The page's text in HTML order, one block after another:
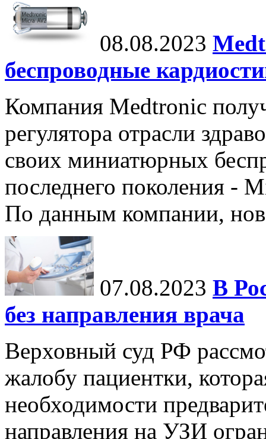
08.08.2023
беспроводные
Компания Medtronic
регулятора отрасли
своих миниатюрных
последнего поколения -
По данным компании,
07.08.2023 В
без направления врача
Верховный суд РФ
жалобу пациентки,
необходимости
направления на УЗИ